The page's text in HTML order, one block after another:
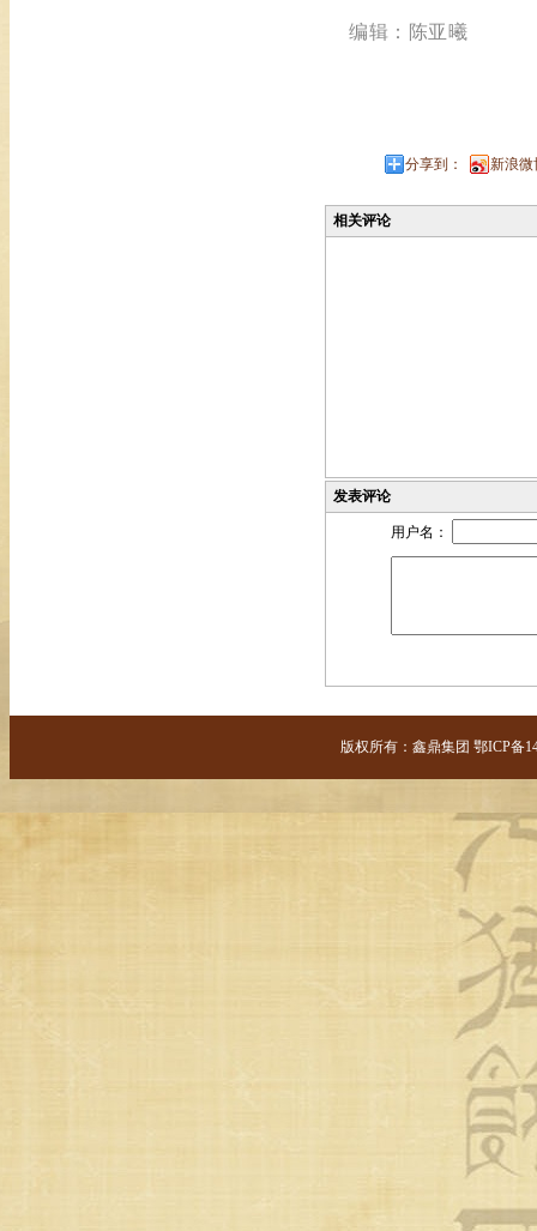
编辑：陈亚曦
分享到： 新浪微
相关评论
发表评论
用户名：
版权所有：鑫鼎集团 鄂ICP备